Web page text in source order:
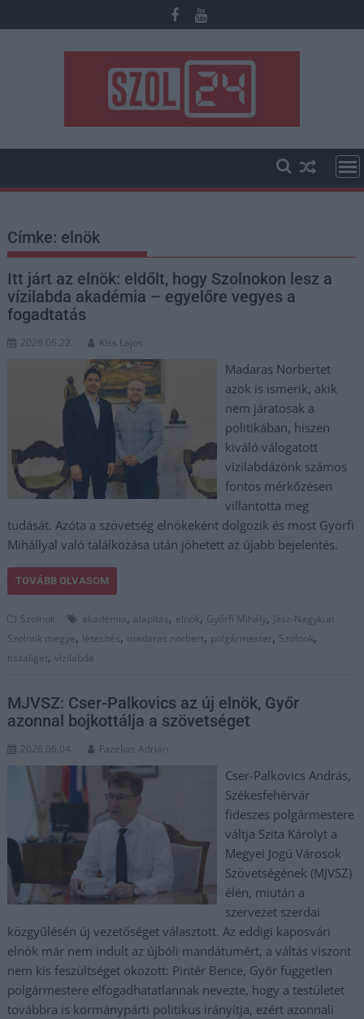
to
Címke: elnök
Itt járt az elnök: eldőlt, hogy Szolnokon lesz a
vízilabda akadémia – egyelőre vegyes a
fogadtatás
2026.06.22. Kiss Lajos
Madaras Norbertet
azok is ismerik, akik
nem járatosak a
politikában, hiszen
kiváló válogatott
vízilabdázónk számos
fontos mérkőzésen
villantotta meg
tudását. Azóta a szövetség elnökeként dolgozik és most Györfi
Mihállyal való találkozása után jöhetett az újabb bejelentés.
TOVÁBB OLVASOM
Szolnok akadémia, alapítás, elnök, Győrfi Mihály, Jász-Nagykun
Szolnok megye, létesítés, madaras norbert, polgármester, Szolnok,
tiszaliget,vízilabda
MJVSZ: Cser-Palkovics az új elnök, Győr
azonnal bojkottálja a szövetséget
2026.06.04. Fazekas Adrián
Cser-Palkovics András,
Székesfehérvár
fideszes polgármestere
váltja Szita Károlyt a
Megyei Jogú Városok
Szövetségének (MJVSZ)
élén, miután a
szervezet szerdai
közgyűlésén új vezetőséget választott. Az eddigi kaposvári
elnök már nem indult az újbóli mandátumért, a váltás viszont
nem kis feszültséget okozott: Pintér Bence, Győr független
polgármestere elfogadhatatlannak nevezte, hogy a testületet
továbbra is kormánypárti politikus irányítja, ezért azonnali